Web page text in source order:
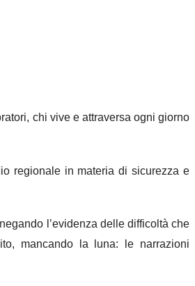
chi vive e attraversa ogni giorno
regionale in materia di sicurezza e
l’evidenza delle difficoltà che
mancando la luna: le narrazioni